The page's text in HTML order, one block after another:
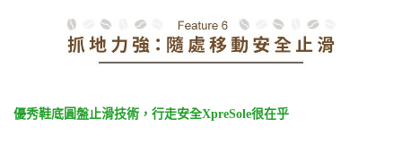
優秀鞋底圓盤止滑技術，行走安全XpreSole很在乎